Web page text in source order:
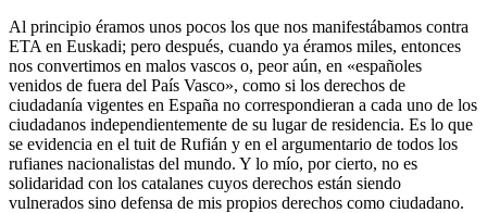
Al principio éramos unos pocos los que nos manifestábamos contra
ETA en Euskadi; pero después, cuando ya éramos miles, entonces
nos convertimos en malos vascos o, peor aún, en «españoles
venidos de fuera del País Vasco», como si los derechos de
ciudadanía vigentes en España no correspondieran a cada uno de los
ciudadanos independientemente de su lugar de residencia. Es lo que
se evidencia en el tuit de Rufián y en el argumentario de todos los
rufianes nacionalistas del mundo. Y lo mío, por cierto, no es
solidaridad con los catalanes cuyos derechos están siendo
vulnerados sino defensa de mis propios derechos como ciudadano.